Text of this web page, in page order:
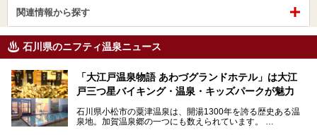
関連情報から探す
石川県のニフティ温泉ニュース
「大江戸温泉物語 あわづグランドホテル」は大江
戸三つ星バイキング・温泉・キッズパークが魅力
石川県小松市の粟津温泉は、開湯1300年を誇る歴史ある温
泉地。加賀温泉郷の一つにも数えられています。